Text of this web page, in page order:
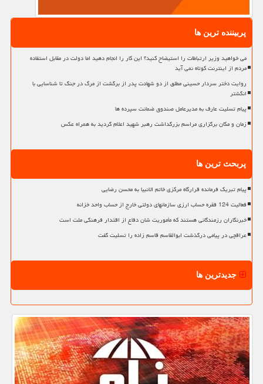
پربیننده ترین ها
می خواهید وزیر ارتباطات را استیضاح کنید؟ این کار را انجام دهید اما دولت در مقابل استفاده
مردم از اینترنت کوتاه نمی آید
روایت دختر سردار حسینی مطلق از دو شهادت پدر از برگشت از مرگ در جنگ تا شناسایی با
انگشتر
پیام تسلیت عارف به مدیرعامل صندوق ضمانت سپرده ها
زمان و مکان برگزاری مراسم بزرگداشت رهبر شهید اعلام گردید به همراه عکس
پربحث ترین ها
پیام تبریک فرمانده قرارگاه مرکزی خاتم الانبیا به محسن رضایی
فعالیت 124 فقره حساب ارزی سازمانهای دولتی خارج از حساب واحد خزانه
خبرنگاران رزمندگانی هستند که مأموریت شان دفاع از اقتدار فرهنگی ملت است
عراقچی در پیامی درگذشت ابوالقاسم قاسم زاده را تسلیت گفت
جدیدترین ها